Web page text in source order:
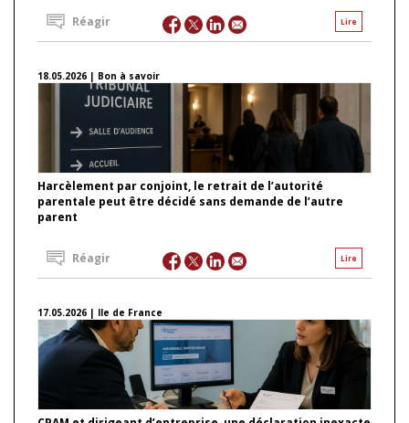
Lire
Réagir
18.05.2026 | Bon à savoir
Harcèlement par conjoint, le retrait de l’autorité
parentale peut être décidé sans demande de l’autre
parent
Lire
Réagir
17.05.2026 | Ile de France